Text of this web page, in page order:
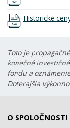
Historické
Toto je
konečné
fondu a
Doterajšia
O SPOLOČNOSTI